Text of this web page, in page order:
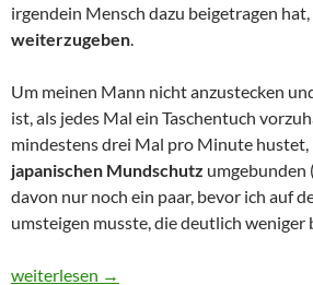
irgendein Mensch dazu beigetragen hat,
weiterzugeben.
Um meinen Mann nicht anzustecken
ist, als jedes Mal ein Taschentuch
mindestens drei Mal pro Minute hustet,
japanischen Mundschutz
davon nur noch ein paar, bevor ich auf
umsteigen musste, die deutlich weniger
Warum Japaner*innen die besseren
weiterlesen →